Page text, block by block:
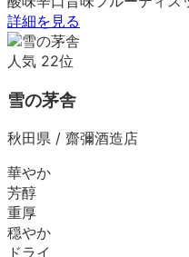
詳細を見る
人気 22位
雪の茅舎
秋田県 / 齋彌酒造店
華やか
芳醇
重厚
穏やか
ドライ